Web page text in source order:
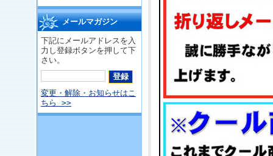
メールマガジン
下記にメールアドレスを入
力し登録ボタンを押して下
さい。
変更・解除・お知らせはこ
ちら >>